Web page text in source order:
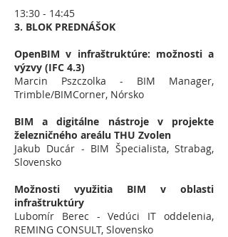
13:30 - 14:45
3. BLOK PREDNÁŠOK
OpenBIM v infraštruktúre: možnosti a
výzvy (IFC 4.3)
Marcin Pszczolka - BIM Manager,
Trimble/BIMCorner, Nórsko
BIM a digitálne nástroje v projekte
železničného areálu THU Zvolen
Jakub Ducár - BIM Špecialista, Strabag,
Slovensko
Možnosti využitia BIM v oblasti
infraštruktúry
Lubomír Berec - Vedúci IT oddelenia,
REMING CONSULT, Slovensko